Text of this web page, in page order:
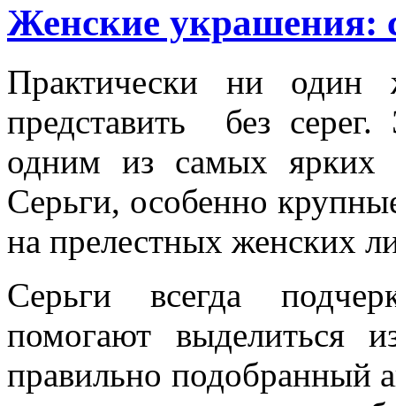
Женские украшения:
Практически ни один
представить без
одним из самых ярких
Серьги, особенно
на прелестных женских
Серьги всегда
помогают выделиться
правильно подобранный